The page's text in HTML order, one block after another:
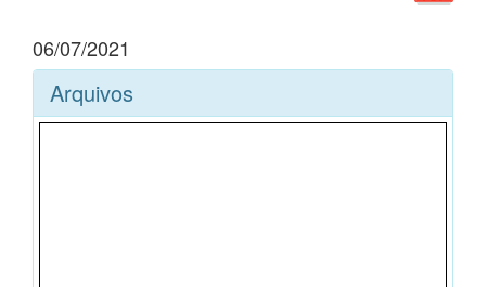
06/07/2021
Arquivos